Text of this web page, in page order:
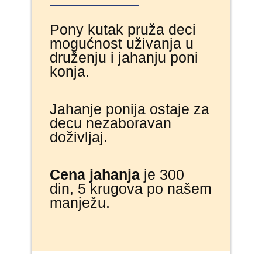
Pony kutak pruža deci
mogućnost uživanja u
druženju i jahanju poni
konja.
Jahanje ponija ostaje za
decu nezaboravan
doživljaj.
Cena jahanja je 300
din, 5 krugova po našem
manježu.